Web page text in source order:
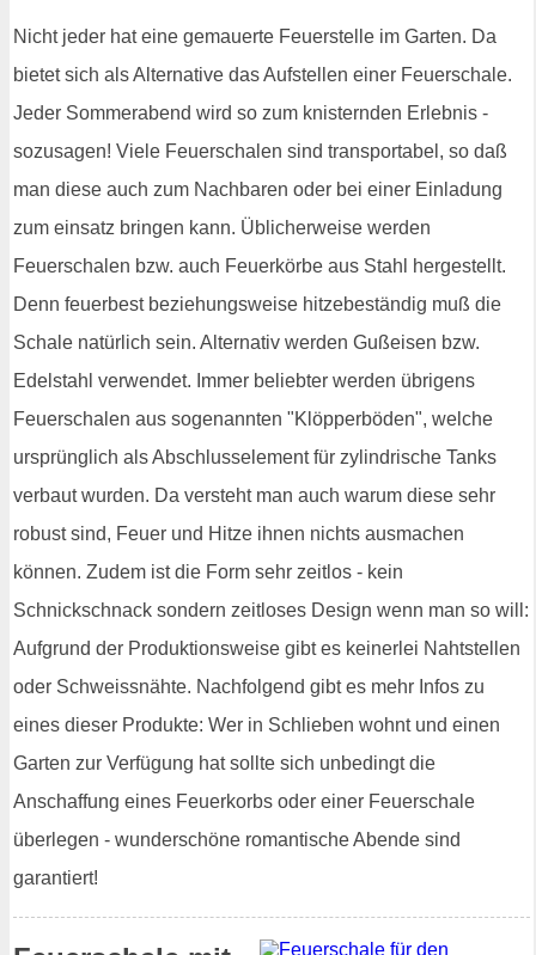
Nicht jeder hat eine gemauerte Feuerstelle im Garten. Da
bietet sich als Alternative das Aufstellen einer Feuerschale.
Jeder Sommerabend wird so zum knisternden Erlebnis -
sozusagen! Viele Feuerschalen sind transportabel, so daß
man diese auch zum Nachbaren oder bei einer Einladung
zum einsatz bringen kann. Üblicherweise werden
Feuerschalen bzw. auch Feuerkörbe aus Stahl hergestellt.
Denn feuerbest beziehungsweise hitzebeständig muß die
Schale natürlich sein. Alternativ werden Gußeisen bzw.
Edelstahl verwendet. Immer beliebter werden übrigens
Feuerschalen aus sogenannten "Klöpperböden", welche
ursprünglich als Abschlusselement für zylindrische Tanks
verbaut wurden. Da versteht man auch warum diese sehr
robust sind, Feuer und Hitze ihnen nichts ausmachen
können. Zudem ist die Form sehr zeitlos - kein
Schnickschnack sondern zeitloses Design wenn man so will:
Aufgrund der Produktionsweise gibt es keinerlei Nahtstellen
oder Schweissnähte. Nachfolgend gibt es mehr Infos zu
eines dieser Produkte: Wer in Schlieben wohnt und einen
Garten zur Verfügung hat sollte sich unbedingt die
Anschaffung eines Feuerkorbs oder einer Feuerschale
überlegen - wunderschöne romantische Abende sind
garantiert!